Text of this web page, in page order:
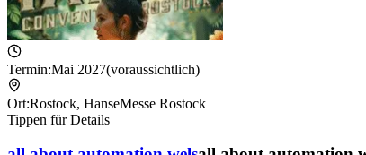
Termin:Mai 2027(voraussichtlich)
Ort:Rostock, HanseMesse Rostock
Tippen für Details